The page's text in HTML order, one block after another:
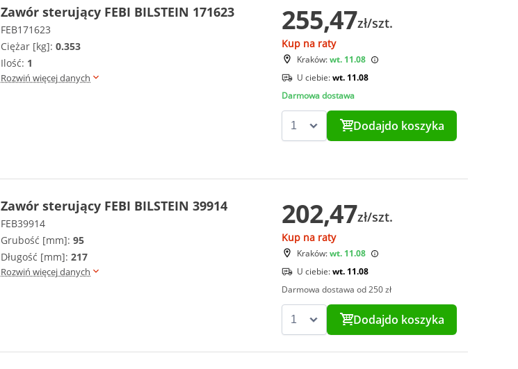
Zawór sterujący FEBI BILSTEIN 171623
FEB171623
Ciężar [kg]: 0.353
Ilość: 1
Rozwiń więcej danych
255,47zł/szt.
Kup na raty
Kraków:wt. 11.08
U ciebie:wt. 11.08
Darmowa dostawa
Dodajdo koszyka
Zawór sterujący FEBI BILSTEIN 39914
FEB39914
Grubość [mm]: 95
Długość [mm]: 217
Rozwiń więcej danych
202,47zł/szt.
Kup na raty
Kraków:wt. 11.08
U ciebie:wt. 11.08
Darmowa dostawa od 250 zł
Dodajdo koszyka